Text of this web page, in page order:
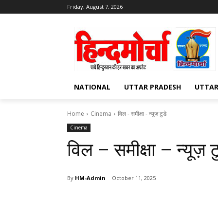
Friday, August 7, 2026
NATIONAL UTTAR PRADESH
Home Cinema विल - समीक्षा - न्यूज़ टुडे
Cinema
विल – समीक्षा – न्यूज़
By HM-Admin October 11, 2025